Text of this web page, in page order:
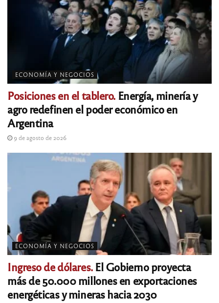
ECONOMÍA Y NEGOCIOS
Posiciones en el tablero. Energía, minería y
agro redefinen el poder económico en
Argentina
9 de agosto de 2026
ECONOMÍA Y NEGOCIOS
Ingreso de dólares.El Gobierno proyecta
más de 50.000 millones en exportaciones
energéticas y mineras hacia 2030